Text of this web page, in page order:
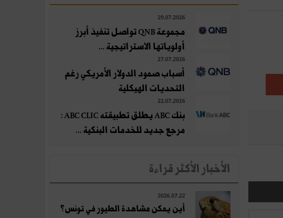
29.07.2026
مجموعة QNB تواصل تنفيذ أبرز
أولوياتها الاستراتيجية ...
27.07.2026
أسباب صمود الدولار الأمريكي رغم
التحديات الهيكلية
22.07.2026
بنك ABC يطلق تطبيقته ABC CLIC :
مرجع جديد للخدمات البنكية ...
الأخبار الأكثر قراءة
2026.07.22
أين يمكن مشاهدة الطيور في تونس؟